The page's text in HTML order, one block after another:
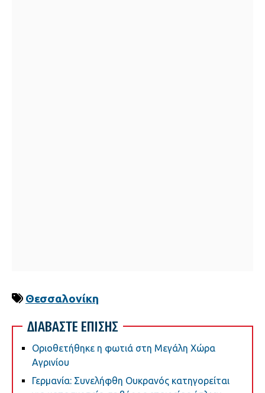
Θεσσαλονίκη
ΔΙΑΒΑΣΤΕ ΕΠΙΣΗΣ
Οριοθετήθηκε η φωτιά στη Μεγάλη Χώρα
Αγρινίου
Γερμανία: Συνελήφθη Ουκρανός κατηγορείται